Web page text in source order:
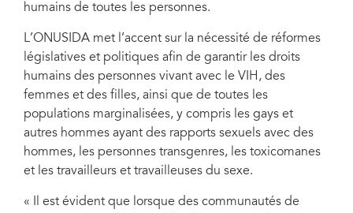
humains de toutes les personnes.
L’ONUSIDA met l’accent sur la nécessité de réformes
législatives et politiques afin de garantir les droits
humains des personnes vivant avec le VIH, des
femmes et des filles, ainsi que de toutes les
populations marginalisées, y compris les gays et
autres hommes ayant des rapports sexuels avec des
hommes, les personnes transgenres, les toxicomanes
et les travailleurs et travailleuses du sexe.
« Il est évident que lorsque des communautés de